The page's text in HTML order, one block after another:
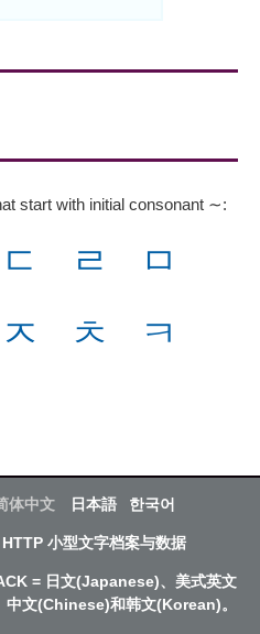
start with initial consonant ∼:
ㄷ ㄹ
ㅁ
ㅈ ㅊ
ㅋ
体中文 日本語 한국어
HTTP 小型文字档案与数据
= 日文(Japanese)、美式英文
文(Chinese)和韩文(Korean)。